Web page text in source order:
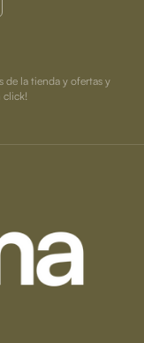
de la tienda y ofertas y
click!